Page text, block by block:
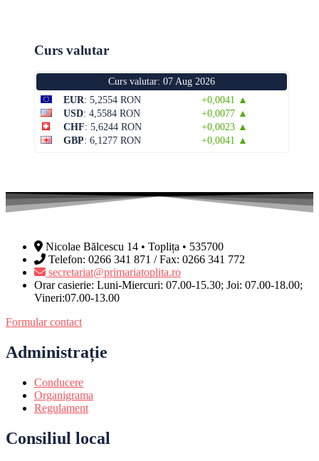
Curs valutar
Curs valutar: 07 Aug 2026
EUR: 5,2554 RON
+0,0041 ▲
USD: 4,5584 RON
+0,0077 ▲
CHF: 5,6244 RON
+0,0023 ▲
GBP: 6,1277 RON +0,0041 ▲
Nicolae Bălcescu 14 • Toplița • 535700
Telefon: 0266 341 871 / Fax: 0266 341 772
secretariat@primariatoplita.ro
Orar casierie: Luni-Miercuri: 07.00-15.30; Joi: 07.00-18.00;
Vineri:07.00-13.00
Formular contact
Administrație
Conducere
Organigrama
Regulament
Consiliul local